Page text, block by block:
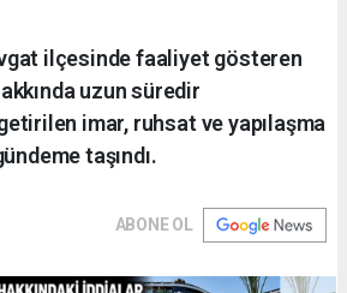
ilçesinde faaliyet gösteren
uzun süredir
imar, ruhsat ve yapılaşma
taşındı.
ABONE OL